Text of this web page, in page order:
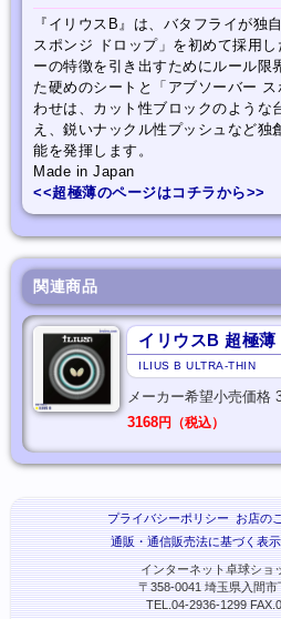
『イリウスB』は、バタフライが独
スポンジ ドロップ」を初めて採用
ーの特徴を引き出すためにルール限
た硬めのシートと「アブソーバー
わせは、カット性ブロックのような
え、鋭いナックル性プッシュなど独
能を発揮します。
Made in Japan
<<超極薄のページはコチラから>>
関連商品
イリウスB 超極薄
ILIUS B ULTRA-THIN
メーカー希望小売価格
3168円（税込）
プライバシーポリシー お店の
通販・通信販売法に基づく表示
インターネット卓球ショ
〒358-0041 埼玉県入間
TEL.04-2936-1299